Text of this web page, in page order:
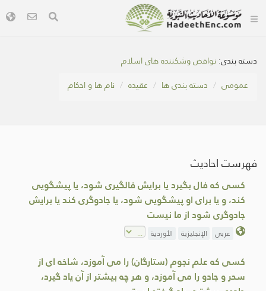
دسته بندی: نواقض وشکننده های اسلام
عمومی
دسته بندی ها عقیده نام ها و احکام
فهرست احادیث
كسى كه فال بگيرد يا برايش فالگيرى شود، يا پيشگويی
کند، و يا برای او پيشگويی شود، يا جادوگرى كند يا برايش
جادوگرى شود از ما نيست
عربي الإنجليزية الأوردية
کسی که علم نجوم (ستارگان) را می آموزد، شاخه ای از
سحر و جادو را می آموزد، و هر چه بيشتر از آن یاد گيرد،